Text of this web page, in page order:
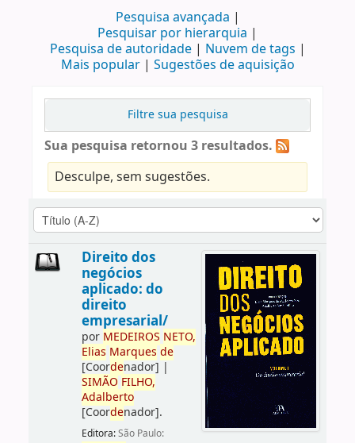
Pesquisa avançada
Pesquisar por hierarquia
Pesquisa de autoridade
Nuvem de tags
Mais popular
Sugestões de aquisição
Filtre sua pesquisa
Sua pesquisa retornou 3 resultados.
Desculpe, sem sugestões.
Direito dos
negócios
aplicado: do
direito
empresarial/
por MEDEIROS NETO,
Elias Marques de
[Coordenador] |
SIMÃO FILHO,
Adalberto
[Coordenador].
Editora:São Paulo: